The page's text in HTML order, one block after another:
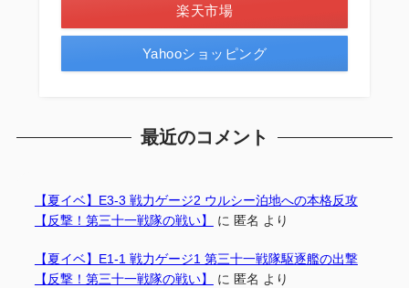
楽天市場
Yahooショッピング
最近のコメント
【夏イベ】E3-3 戦力ゲージ2 ウルシー泊地への本格反攻
【反撃！第三十一戦隊の戦い】
に 匿名 より
【夏イベ】E1-1 戦力ゲージ1 第三十一戦隊駆逐艦の出撃
【反撃！第三十一戦隊の戦い】
に 匿名 より